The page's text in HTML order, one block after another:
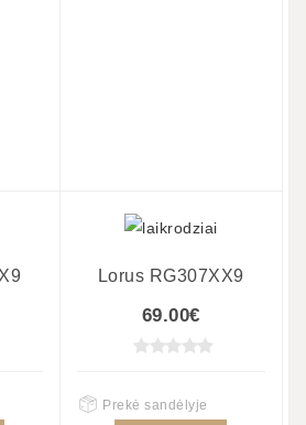
Lorus RG307XX9
69.00€
Prekė sandėlyje